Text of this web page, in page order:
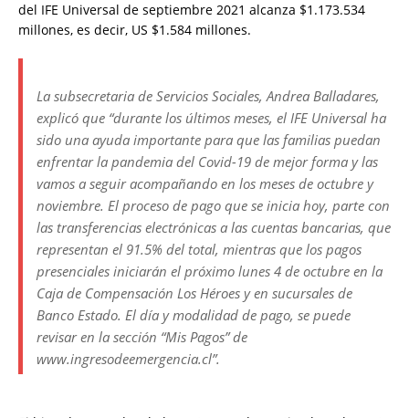
del IFE Universal de septiembre 2021 alcanza $1.173.534
millones, es decir, US $1.584 millones.
La subsecretaria de Servicios Sociales, Andrea Balladares,
explicó que “durante los últimos meses, el IFE Universal ha
sido una ayuda importante para que las familias puedan
enfrentar la pandemia del Covid-19 de mejor forma y las
vamos a seguir acompañando en los meses de octubre y
noviembre. El proceso de pago que se inicia hoy, parte con
las transferencias electrónicas a las cuentas bancarias, que
representan el 91.5% del total, mientras que los pagos
presenciales iniciarán el próximo lunes 4 de octubre en la
Caja de Compensación Los Héroes y en sucursales de
Banco Estado. El día y modalidad de pago, se puede
revisar en la sección “Mis Pagos” de
www.ingresodeemergencia.cl”.